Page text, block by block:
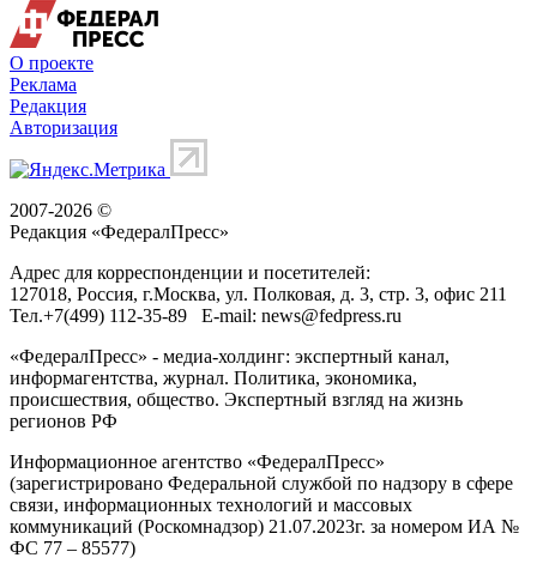
О проекте
Реклама
Редакция
Авторизация
2007-2026 ©
Редакция «ФедералПресс»
Адрес для корреспонденции и посетителей:
127018, Россия, г.Москва, ул. Полковая, д. 3, стр. 3, офис 211
Тел.+7(499) 112-35-89 E-mail: news@fedpress.ru
«ФедералПресс» - медиа-холдинг: экспертный канал,
информагентства, журнал. Политика, экономика,
происшествия, общество. Экспертный взгляд на жизнь
регионов РФ
Информационное агентство «ФедералПресс»
(зарегистрировано Федеральной службой по надзору в сфере
связи, информационных технологий и массовых
коммуникаций (Роскомнадзор) 21.07.2023г. за номером ИА №
ФС 77 – 85577)